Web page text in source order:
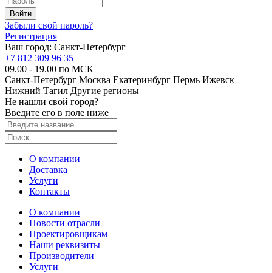
Забыли свой пароль?
Регистрация
Ваш город: Санкт-Петербург
+7 812 309 96 35
09.00 - 19.00 по МСК
Санкт-Петербург Москва Екатеринбург Пермь Ижевск
Нижний Тагил Другие регионы
Не нашли свой город?
Введите его в поле ниже
О компании
Доставка
Услуги
Контакты
О компании
Новости отрасли
Проектировщикам
Наши реквизиты
Производители
Услуги